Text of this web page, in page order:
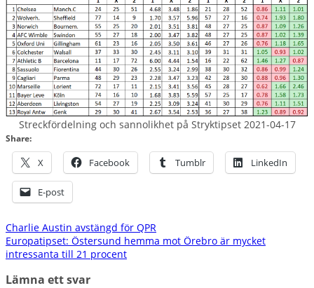
Streckfördelning och sannolikhet på Stryktipset 2021-04-17
Share:
X Facebook Tumblr LinkedIn
E-post
Inläggsnavigering
Charlie Austin avstängd för QPR
Europatipset: Östersund hemma mot Örebro är mycket
intressanta till 21 procent
Lämna ett svar